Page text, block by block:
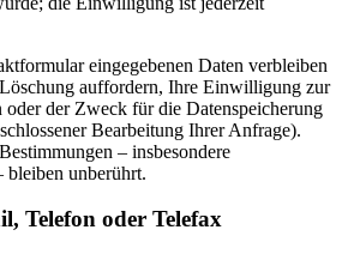
eingegebenen Daten verbleiben
auffordern, Ihre Einwilligung zur
der Zweck für die Datenspeicherung
Bearbeitung Ihrer Anfrage).
– insbesondere
bleiben unberührt.
Telefon oder Telefax